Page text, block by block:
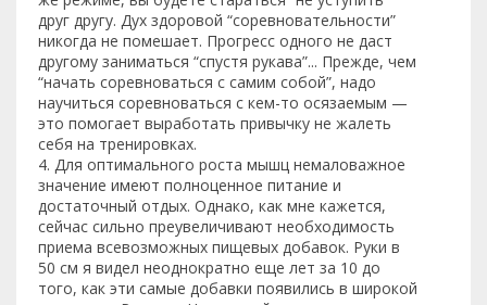
друг другу. Дух здоровой “соревновательности”
никогда не помешает. Прогресс одного не даст
другому заниматься “спустя рукава”... Прежде, чем
“начать соревноваться с самим собой”, надо
научиться соревноваться с кем-то осязаемым —
это помогает выработать привычку не жалеть
себя на тренировках.
4. Для оптимального роста мышц немаловажное
значение имеют полноценное питание и
достаточный отдых. Однако, как мне кажется,
сейчас сильно преувеличивают необходимость
приема всевозможных пищевых добавок. Руки в
50 см я видел неоднократно еще лет за 10 до
того, как эти самые добавки появились в широкой